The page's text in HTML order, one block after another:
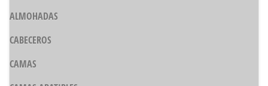
ALMOHADAS
CABECEROS
CAMAS